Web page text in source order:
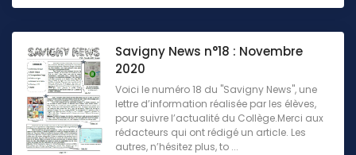
Savigny News n°18 : Novembre
2020
Voici le numéro 18 du "Savigny News", une
lettre d’information réalisée par les élèves,
pour suivre l’actualité du Collège.Merci aux
rédacteurs qui ont rédigé un article. Les
autres, n’hésitez plus, to ...